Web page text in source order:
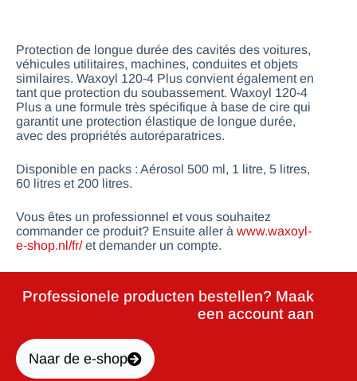
Protection de longue durée des cavités des voitures,
véhicules utilitaires, machines, conduites et objets
similaires. Waxoyl 120-4 Plus convient également en
tant que protection du soubassement. Waxoyl 120-4
Plus a une formule très spécifique à base de cire qui
garantit une protection élastique de longue durée,
avec des propriétés autoréparatrices.
Disponible en packs : Aérosol 500 ml, 1 litre, 5 litres,
60 litres et 200 litres.
Vous êtes un professionnel et vous souhaitez
commander ce produit? Ensuite aller à www.waxoyl-
e-shop.nl/fr/et demander un compte.
Professionele producten bestellen? Maak
een account aan
Naar de e-shop